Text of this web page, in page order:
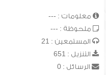
معلومات : ---
ملحوظة : ---
المستمعين : 21
التنزيل : 651
الرسائل : 0